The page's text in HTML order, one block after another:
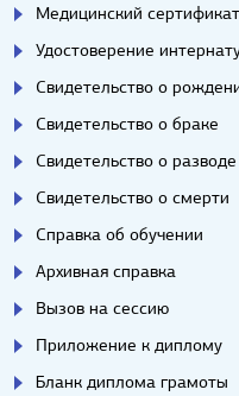
Медицинский сертификат
Удостоверение
Свидетельство о
Свидетельство о браке
Свидетельство о разводе
Свидетельство о смерти
Справка об обучении
Архивная справка
Вызов на сессию
Приложение к диплому
Бланк диплома грамоты